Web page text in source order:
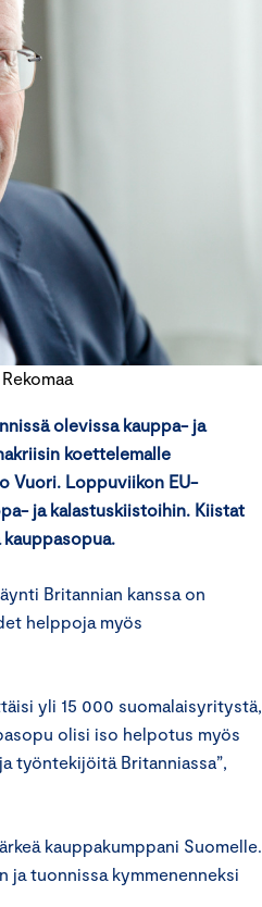
olevissa kauppa- ja
koettelemalle
Vuori. Loppuviikon EU-
ja kalastuskiistoihin. Kiistat
Britannian kanssa on
helppoja myös
yli 15 000 suomalaisyritystä,
olisi iso helpotus myös
työntekijöitä Britanniassa”,
kauppakumppani Suomelle.
ja tuonnissa kymmenenneksi